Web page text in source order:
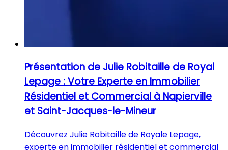
Présentation de Julie Robitaille de Royal
Lepage : Votre Experte en Immobilier
Résidentiel et Commercial à Napierville
et Saint-Jacques-le-Mineur
Découvrez Julie Robitaille de Royale Lepage,
experte en immobilier résidentiel et commercial